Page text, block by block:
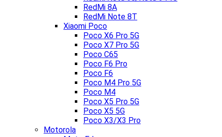
RedMi 8A
RedMi Note 8T
Xiaomi Poco
Poco X6 Pro 5G
Poco X7 Pro 5G
Poco C65
Poco F6 Pro
Poco F6
Poco M4 Pro 5G
Poco M4
Poco X5 Pro 5G
Poco X5 5G
Poco X3/X3 Pro
Motorola